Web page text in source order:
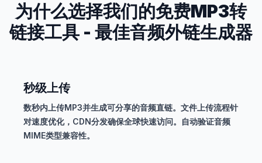
为什么选择我们的免费MP3转
链接工具 - 最佳音频外链生成器
秒级上传
数秒内上传MP3并生成可分享的音频直链。文件上传流程针
对速度优化，CDN分发确保全球快速访问。自动验证音频
MIME类型兼容性。